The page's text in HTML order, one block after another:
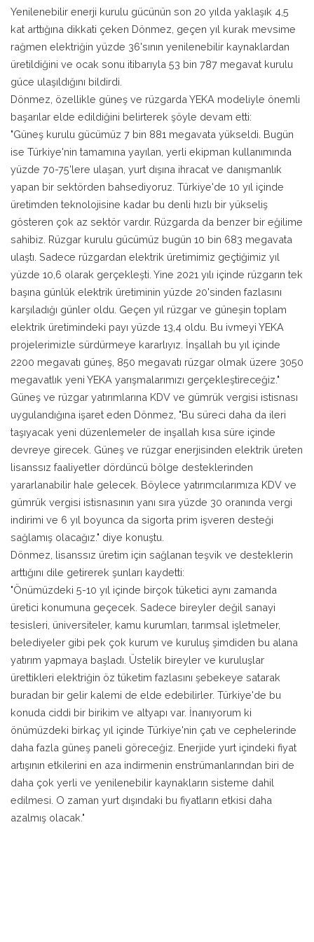
Yenilenebilir enerji kurulu gücünün son 20 yılda yaklaşık 4,5
kat arttığına dikkati çeken Dönmez, geçen yıl kurak mevsime
rağmen elektriğin yüzde 36'sının yenilenebilir kaynaklardan
üretildiğini ve ocak sonu itibarıyla 53 bin 787 megavat kurulu
güce ulaşıldığını bildirdi.
Dönmez, özellikle güneş ve rüzgarda YEKA modeliyle önemli
başarılar elde edildiğini belirterek şöyle devam etti:
"Güneş kurulu gücümüz 7 bin 881 megavata yükseldi. Bugün
ise Türkiye'nin tamamına yayılan, yerli ekipman kullanımında
yüzde 70-75'lere ulaşan, yurt dışına ihracat ve danışmanlık
yapan bir sektörden bahsediyoruz. Türkiye'de 10 yıl içinde
üretimden teknolojisine kadar bu denli hızlı bir yükseliş
gösteren çok az sektör vardır. Rüzgarda da benzer bir eğilime
sahibiz. Rüzgar kurulu gücümüz bugün 10 bin 683 megavata
ulaştı. Sadece rüzgardan elektrik üretimimiz geçtiğimiz yıl
yüzde 10,6 olarak gerçekleşti. Yine 2021 yılı içinde rüzgarın tek
başına günlük elektrik üretiminin yüzde 20'sinden fazlasını
karşıladığı günler oldu. Geçen yıl rüzgar ve güneşin toplam
elektrik üretimindeki payı yüzde 13,4 oldu. Bu ivmeyi YEKA
projelerimizle sürdürmeye kararlıyız. İnşallah bu yıl içinde
2200 megavatı güneş, 850 megavatı rüzgar olmak üzere 3050
megavatlık yeni YEKA yarışmalarımızı gerçekleştireceğiz."
Güneş ve rüzgar yatırımlarına KDV ve gümrük vergisi istisnası
uygulandığına işaret eden Dönmez, "Bu süreci daha da ileri
taşıyacak yeni düzenlemeler de inşallah kısa süre içinde
devreye girecek. Güneş ve rüzgar enerjisinden elektrik üreten
lisanssız faaliyetler dördüncü bölge desteklerinden
yararlanabilir hale gelecek. Böylece yatırımcılarımıza KDV ve
gümrük vergisi istisnasının yanı sıra yüzde 30 oranında vergi
indirimi ve 6 yıl boyunca da sigorta prim işveren desteği
sağlamış olacağız." diye konuştu.
Dönmez, lisanssız üretim için sağlanan teşvik ve desteklerin
arttığını dile getirerek şunları kaydetti:
"Önümüzdeki 5-10 yıl içinde birçok tüketici aynı zamanda
üretici konumuna geçecek. Sadece bireyler değil sanayi
tesisleri, üniversiteler, kamu kurumları, tarımsal işletmeler,
belediyeler gibi pek çok kurum ve kuruluş şimdiden bu alana
yatırım yapmaya başladı. Üstelik bireyler ve kuruluşlar
ürettikleri elektriğin öz tüketim fazlasını şebekeye satarak
buradan bir gelir kalemi de elde edebilirler. Türkiye'de bu
konuda ciddi bir birikim ve altyapı var. İnanıyorum ki
önümüzdeki birkaç yıl içinde Türkiye'nin çatı ve cephelerinde
daha fazla güneş paneli göreceğiz. Enerjide yurt içindeki fiyat
artışının etkilerini en aza indirmenin enstrümanlarından biri de
daha çok yerli ve yenilenebilir kaynakların sisteme dahil
edilmesi. O zaman yurt dışındaki bu fiyatların etkisi daha
azalmış olacak."